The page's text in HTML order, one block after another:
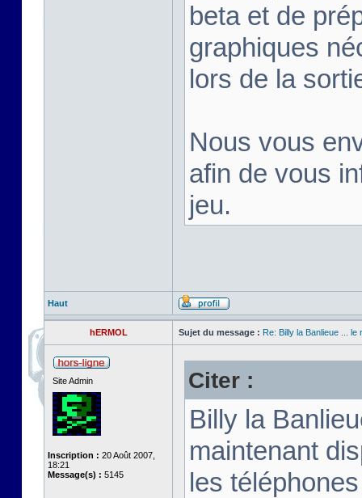
beta et de
graphiques
lors de la
Nous vous
afin de vous
jeu.
Haut
hERMOL Sujet du message : Re: Billy la Banlieue ... le
Site Admin
Inscription : 20 Août 2007,
18:21
Message(s) : 5145
Citer :
Billy la
maintenant
les